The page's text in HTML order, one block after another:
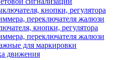
кнопки, регулятора
переключателя жалюзи
для маркировки
движения